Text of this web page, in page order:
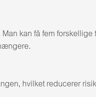
kan få fem
hvilket reducerer